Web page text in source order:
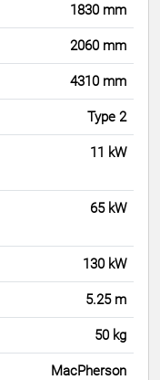
1830 mm
2060 mm
4310 mm
Type 2
11 kW
65 kW
130 kW
5.25 m
50 kg
MacPherson